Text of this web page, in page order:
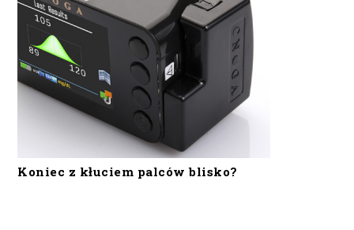
Koniec z kłuciem palców blisko?